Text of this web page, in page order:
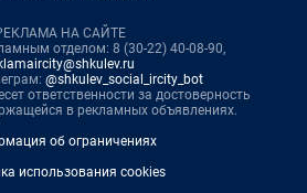
НА САЙТЕ
отделом: 8 (30-22) 40-08-90,
@shkulev_social_ircity_bot
ответственности за достоверность
в рекламных объявлениях.
об ограничениях
использования cookies